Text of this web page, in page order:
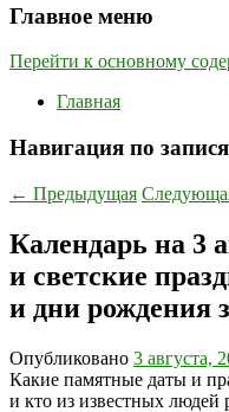
Главное меню
Перейти к основному
Главная
Навигация по
← Предыдущая
Календарь на 3
и светские
и дни рождения
Опубликовано 3 августа,
Какие памятные даты и
и кто из известных людей